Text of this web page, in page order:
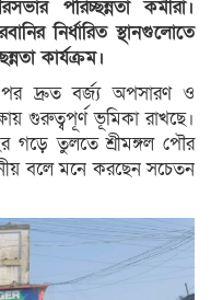
পরিচ্ছন্নতা কর্মীরা।
নির্ধারিত স্থানগুলোতে
কার্যক্রম।
পর দ্রুত বর্জ্য অপসারণ ও
গুরুত্বপূর্ণ ভূমিকা রাখছে।
গড়ে তুলতে শ্রীমঙ্গল পৌর
বলে মনে করছেন সচেতন